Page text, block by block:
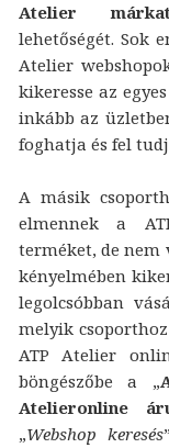
Atelier
lehetőségét. Sok
Atelier
kikeresse az
inkább az
foghatja és fel
A másik
elmennek a
terméket, de
kényelmében
legolcsóbban
melyik
ATP Atelier
böngészőbe a „
Atelieronline
„Webshop keresés